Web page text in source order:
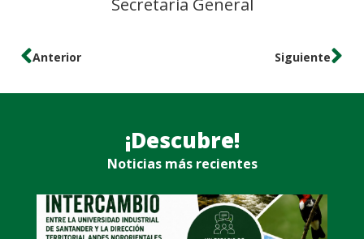
Anterior Siguiente
¡Descubre!
Noticias más recientes